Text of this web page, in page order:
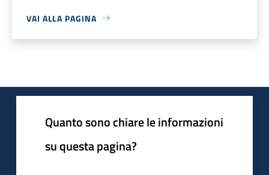
VAI ALLA PAGINA
Quanto sono chiare le informazioni
su questa pagina?